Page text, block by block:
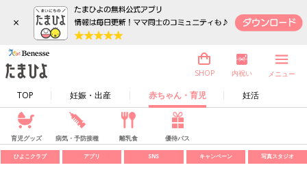
×
TOP 妊娠・出産 赤ちゃん・育児 妊活
SHOP 内祝い メニュー
育児グッズ 病気・予防接種 離乳食 優待パス
ひよこクラブ アプリ SNS キャンペーン 写真スタジオ